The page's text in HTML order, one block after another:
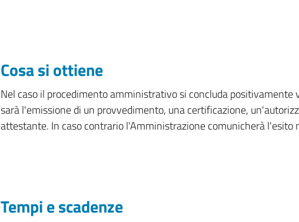
Cosa si ottiene
Nel caso il procedimento amministrativo si concluda positivamente
sarà l'emissione di un provvedimento, una certificazione,
attestante. In caso contrario l'Amministrazione comunicherà l'esito
Tempi e scadenze